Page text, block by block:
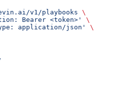
v1/playbooks \
Bearer <token>'
\
application/json'
\